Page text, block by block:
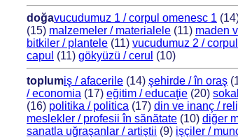
doğavucudumuz 1 / corpul omenesc 1
(15) malzemeler / materialele (11) maden
bitkiler / plantele (11) vucudumuz 2 /
capul (11) gökyüzü / cerul (10)
toplumiş / afacerile (14) şehirde / în oraş
/ economia (17) eğitim / educaţie (20)
(16) politika / politica (17) din ve inanç /
meslekler / profesii în sănătate (10) diğer
sanatla uğraşanlar / artiştii (9) işçiler /